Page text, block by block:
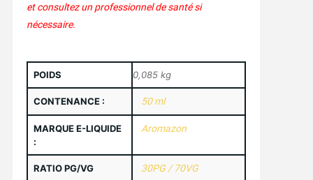
et consultez un professionnel de santé si
nécessaire.
POIDS 0,085 kg
CONTENANCE : 50 ml
MARQUE E-LIQUIDE
:
Aromazon
RATIO PG/VG 30PG / 70VG